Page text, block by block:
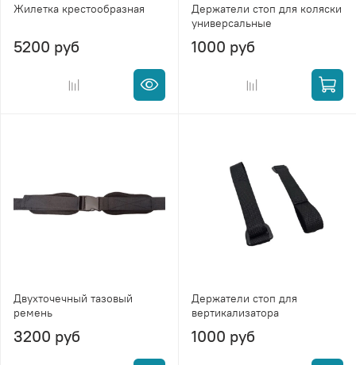
Жилетка крестообразная
5200 руб
Держатели стоп для коляски
универсальные
1000 руб
Двухточечный тазовый
ремень
3200 руб
Держатели стоп для
вертикализатора
1000 руб